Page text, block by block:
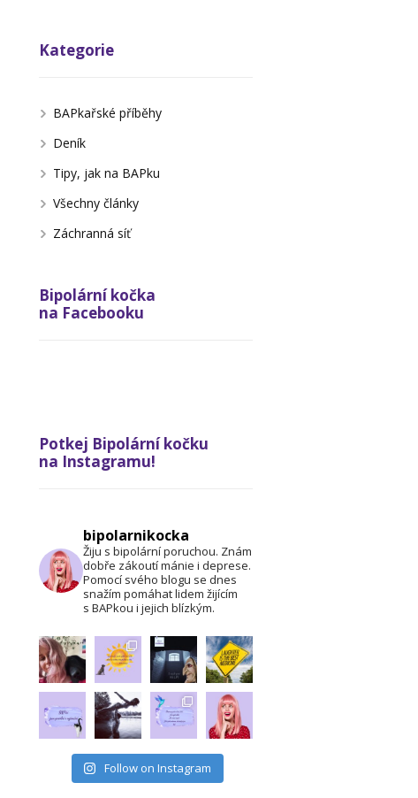
Kategorie
BAPkařské příběhy
Deník
Tipy, jak na BAPku
Všechny články
Záchranná síť
Bipolární kočka
na Facebooku
Potkej Bipolární kočku
na Instagramu!
bipolarnikocka
Žiju s bipolární poruchou. Znám
dobře zákoutí mánie i deprese.
Pomocí svého blogu se dnes
snažím pomáhat lidem žijícím
s BAPkou i jejich blízkým.
Follow on Instagram